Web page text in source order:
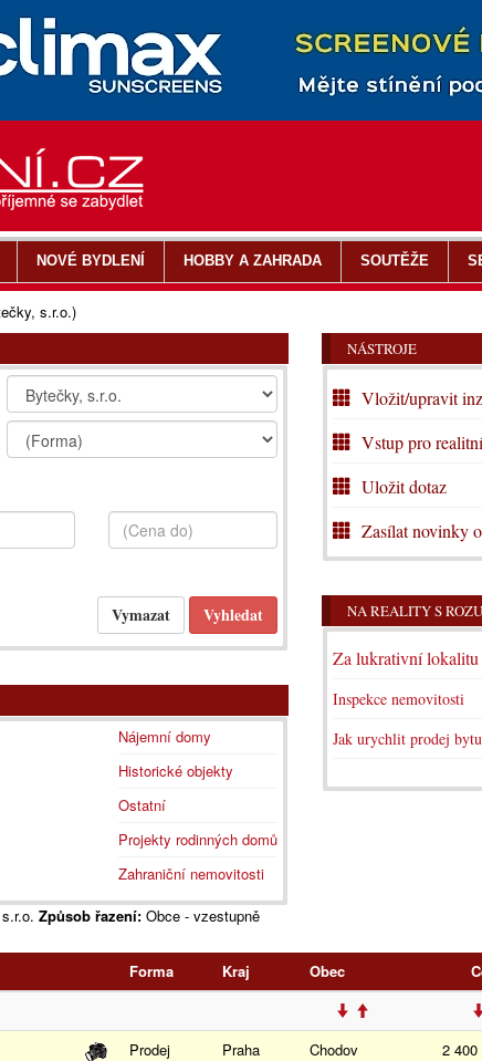
NOVÉ BYDLENÍ HOBBY A ZAHRADA SOUTĚŽE
s.r.o.)
Nájemní domy
Historické objekty
Ostatní
Projekty rodinných domů
Zahraniční nemovitosti
NÁSTROJE
Vložit/upravit
Vstup pro
Uložit dotaz
Zasílat novinky
NA REALITY S
Za lukrativní lokalitu
Inspekce nemovitosti
Jak urychlit prodej
Způsob řazení: Obce - vzestupně
Forma Kraj Obec
Prodej Praha Chodov 2 400